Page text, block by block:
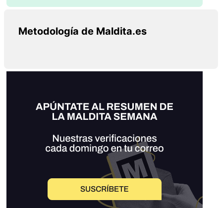
Metodología de Maldita.es